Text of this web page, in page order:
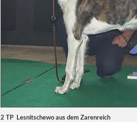
2 TP Lesnitschewo aus dem Zarenreich